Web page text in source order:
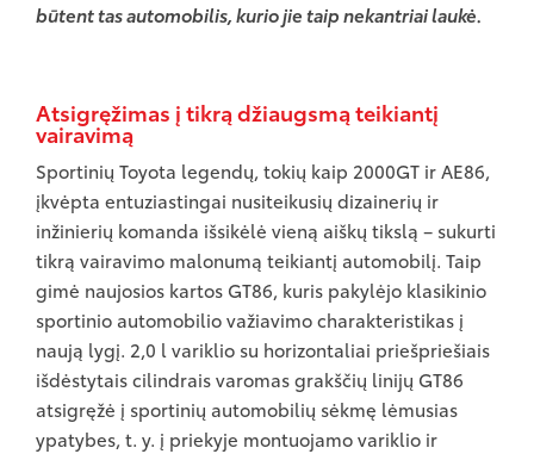
būtent tas automobilis, kurio jie taip nekantriai laukė.
Atsigręžimas į tikrą džiaugsmą teikiantį
vairavimą
Sportinių Toyota legendų, tokių kaip 2000GT ir AE86,
įkvėpta entuziastingai nusiteikusių dizainerių ir
inžinierių komanda išsikėlė vieną aiškų tikslą – sukurti
tikrą vairavimo malonumą teikiantį automobilį. Taip
gimė naujosios kartos GT86, kuris pakylėjo klasikinio
sportinio automobilio važiavimo charakteristikas į
naują lygį. 2,0 l variklio su horizontaliai priešpriešiais
išdėstytais cilindrais varomas grakščių linijų GT86
atsigręžė į sportinių automobilių sėkmę lėmusias
ypatybes, t. y. į priekyje montuojamo variklio ir